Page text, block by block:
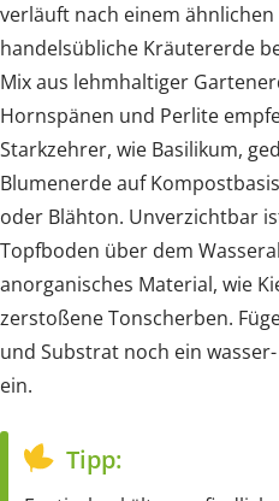
verläuft nach einem
handelsübliche Kräutererde
Mix aus lehmhaltiger
Hornspänen und Perlite
Starkzehrer, wie Basilikum,
Blumenerde auf
oder Blähton. Unverzichtbar
Topfboden über dem
anorganisches Material, wie
zerstoßene Tonscherben.
und Substrat noch ein
ein.
Tipp: